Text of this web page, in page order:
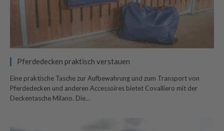
Pferdedecken praktisch verstauen
Eine praktische Tasche zur Aufbewahrung und zum Transport von
Pferdedecken und anderen Accessoires bietet Covalliero mit der
Deckentasche Milano. Die…